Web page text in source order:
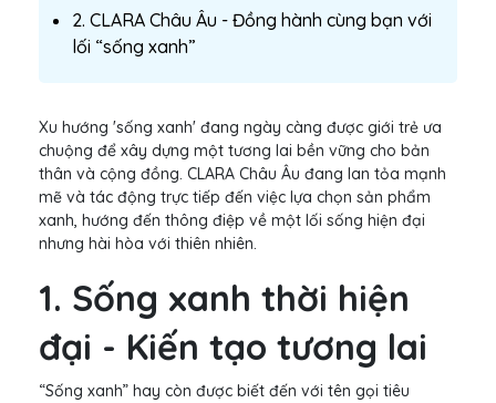
2. CLARA Châu Âu - Đồng hành cùng bạn với
lối “sống xanh”
Xu hướng 'sống xanh' đang ngày càng được giới trẻ ưa
chuộng để xây dựng một tương lai bền vững cho bản
thân và cộng đồng. CLARA Châu Âu đang lan tỏa mạnh
mẽ và tác động trực tiếp đến việc lựa chọn sản phẩm
xanh, hướng đến thông điệp về một lối sống hiện đại
nhưng hài hòa với thiên nhiên.
1. Sống xanh thời hiện
đại - Kiến tạo tương lai
“Sống xanh” hay còn được biết đến với tên gọi tiêu